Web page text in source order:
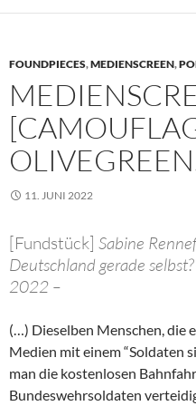
FOUNDPIECES,MEDIENSCREEN,
11. JUNI 2022
[Fundstück] Sabine
Deutschland gerade
2022 –
(…) Dieselben Menschen, die
Medien mit einem “Soldaten
man die kostenlosen
Bundeswehrsoldaten